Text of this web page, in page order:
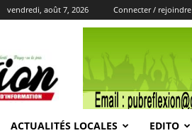
vendredi, août 7, 2026 Connecter / rejoindre
ACTUALITÉS LOCALES EDITO